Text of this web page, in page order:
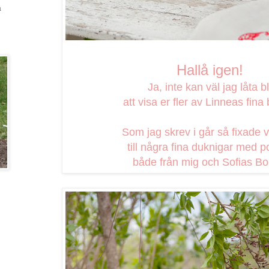
Hallå igen!
Ja, inte kan väl jag låta
att visa er fler av Linneas fina
Som jag skrev i går så fixade
till några fina duknigar med
både från mig och Sofias